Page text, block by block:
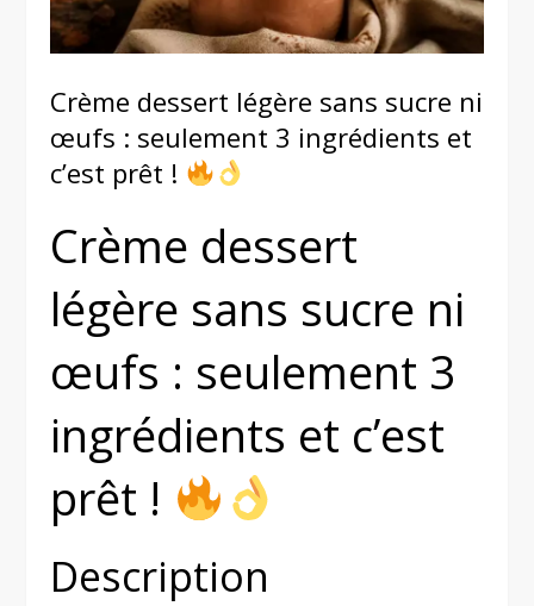
Crème dessert légère sans sucre ni
œufs : seulement 3 ingrédients et
c’est prêt !
Crème dessert
légère sans sucre ni
œufs : seulement 3
ingrédients et c’est
prêt !
Description